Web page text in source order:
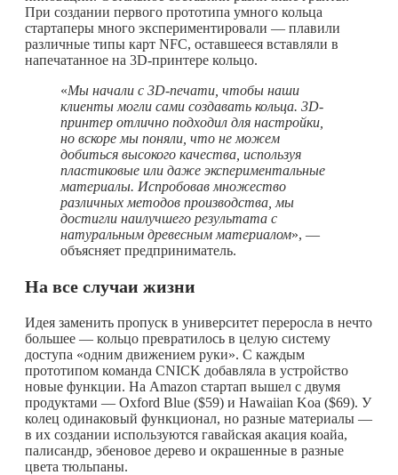
При создании первого прототипа умного кольца
стартаперы много экспериментировали — плавили
различные типы карт NFC, оставшееся вставляли в
напечатанное на 3D-принтере кольцо.
«Мы начали с 3D-печати, чтобы наши
клиенты могли сами создавать кольца. 3D-
принтер отлично подходил для настройки,
но вскоре мы поняли, что не можем
добиться высокого качества, используя
пластиковые или даже экспериментальные
материалы. Испробовав множество
различных методов производства, мы
достигли наилучшего результата с
натуральным древесным материалом», —
объясняет предприниматель.
На все случаи жизни
Идея заменить пропуск в университет переросла в нечто
большее — кольцо превратилось в целую систему
доступа «одним движением руки». С каждым
прототипом команда CNICK добавляла в устройство
новые функции. На Amazon стартап вышел с двумя
продуктами — Oxford Blue ($59) и Hawaiian Koa ($69). У
колец одинаковый функционал, но разные материалы —
в их создании используются гавайская акация коайа,
палисандр, эбеновое дерево и окрашенные в разные
цвета тюльпаны.